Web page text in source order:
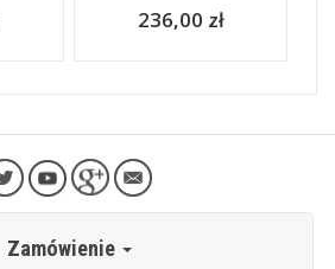
236,00 zł
Zamówienie